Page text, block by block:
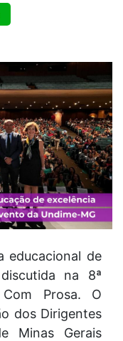
educacional de
na 8ª
Prosa. O
dos Dirigentes
Minas Gerais